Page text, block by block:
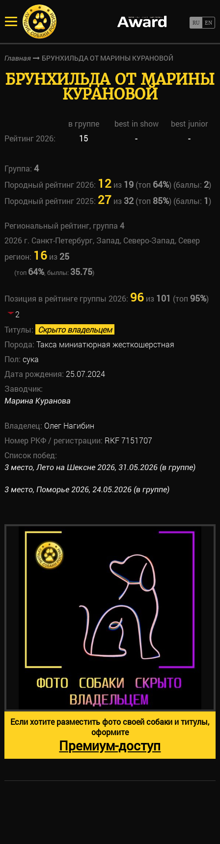
Главная БРУНХИЛЬДА ОТ МАРИНЫ КУРАНОВОЙ
БРУНХИЛЬДА ОТ МАРИНЫ
КУРАНОВОЙ
в группе best in show
best junior
Рейтинг 2026:
15 - -
Группа: 4
Породный рейтинг 2026: 12из 19(топ 64%) (баллы: 2)
Породный рейтинг 2025: 27 из 32(топ 85%) (баллы: 1)
Региональный рейтинг, группа 4
2026 г. Санкт-Петербург, Запад, Северо-Запад, Север
регион: 16из 25
(топ 64%, быллы: 35.75)
Позиция в рейтинге группы 2026: 96из 101 (топ 95%)
2
Титулы: Скрыто владельцем
Порода: Такса миниатюрная жесткошерстная
Пол: сука
Дата рождения: 25.07.2024
Заводчик:
Марина Куранова
Владелец: Олег Нагибин
Номер РКФ / регистрации: RKF 7151707
Список побед:
3 место, Лето на Шексне 2026, 31.05.2026 (в группе)
3 место, Поморье 2026, 24.05.2026 (в группе)
Если хотите разместить фото своей собаки и титулы,
оформите
Премиум-доступ